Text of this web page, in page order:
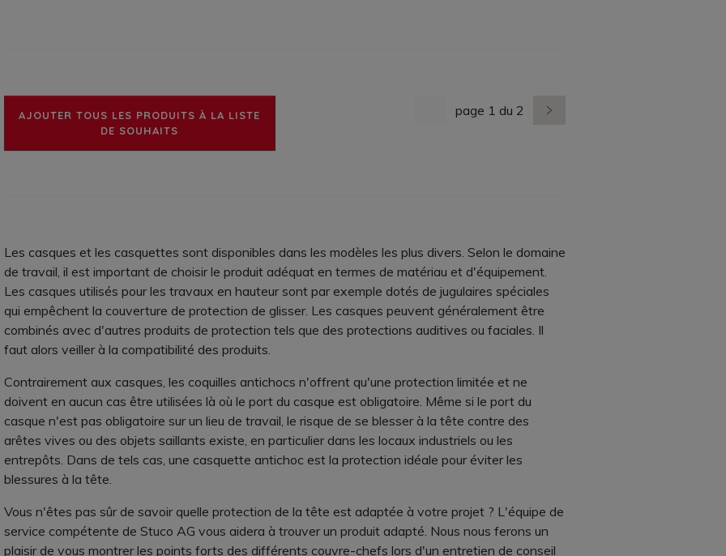
AJOUTER TOUS LES PRODUITS À LA LISTE
DE SOUHAITS
page 1 du 2
Les casques et les casquettes sont disponibles dans les modèles les plus divers. Selon le domaine
de travail, il est important de choisir le produit adéquat en termes de matériau et d'équipement.
Les casques utilisés pour les travaux en hauteur sont par exemple dotés de jugulaires spéciales
qui empêchent la couverture de protection de glisser. Les casques peuvent généralement être
combinés avec d'autres produits de protection tels que des protections auditives ou faciales. Il
faut alors veiller à la compatibilité des produits.
Contrairement aux casques, les coquilles antichocs n'offrent qu'une protection limitée et ne
doivent en aucun cas être utilisées là où le port du casque est obligatoire. Même si le port du
casque n'est pas obligatoire sur un lieu de travail, le risque de se blesser à la tête contre des
arêtes vives ou des objets saillants existe, en particulier dans les locaux industriels ou les
entrepôts. Dans de tels cas, une casquette antichoc est la protection idéale pour éviter les
blessures à la tête.
Vous n'êtes pas sûr de savoir quelle protection de la tête est adaptée à votre projet ? L'équipe de
service compétente de Stuco AG vous aidera à trouver un produit adapté. Nous nous ferons un
plaisir de vous montrer les points forts des différents couvre-chefs lors d'un entretien de conseil